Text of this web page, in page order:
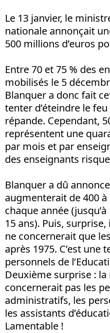
Le 13 janvier, le
nationale annonçait
500 millions d’euros
Entre 70 et 75 % des
mobilisés le 5
Blanquer a donc fait
tenter d’éteindre le feu
répande. Cependant,
représentent une
par mois et par
des enseignants
Blanquer a dû
augmenterait de 400 à
chaque année
15 ans). Puis,
ne concernerait que
après 1975. C’est une
personnels de
Deuxième surprise :
concernerait pas les
administratifs, les
les assistants
Lamentable !